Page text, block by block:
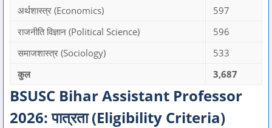
अर्थशास्त्र (Economics)
597
राजनीति विज्ञान (Political Science)
596
समाजशास्त्र (Sociology)
533
कुल
3,687
BSUSC Bihar Assistant Professor
2026: पात्रता (Eligibility Criteria)